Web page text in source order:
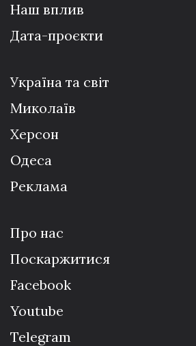
Наш вплив
Дата-проєкти
Україна та світ
Миколаїв
Херсон
Одеса
Реклама
Про нас
Поскаржитися
Facebook
Youtube
Telegram